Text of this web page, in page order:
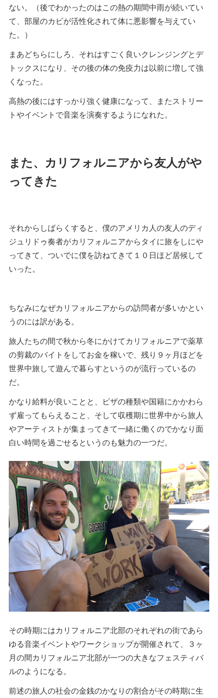
ない。（後でわかったのはこの熱の期間中雨が続いてい
て、部屋のカビが活性化されて体に悪影響を与えてい
た。）
まあどちらにしろ、それはすごく良いクレンジングとデ
トックスになり、その後の体の免疫力は以前に増して強
くなった。
高熱の後にはすっかり強く健康になって、またストリー
トやイベントで音楽を演奏するようになれた。
また、カリフォルニアから友人がや
ってきた
それからしばらくすると、僕のアメリカ人の友人のディ
ジュリドゥ奏者がカリフォルニアからタイに旅をしにや
ってきて、ついでに僕を訪ねてきて１０日ほど居候して
いった。
ちなみになぜカリフォルニアからの訪問者が多いかとい
うのには訳がある。
旅人たちの間で秋から冬にかけてカリフォルニアで薬草
の剪裁のバイトをしてお金を稼いで、残り９ヶ月ほどを
世界中旅して遊んで暮らすというのが流行っているの
だ。
かなり給料が良いことと、ビザの種類や国籍にかかわら
ず雇ってもらえること、そして収穫期に世界中から旅人
やアーティストが集まってきて一緒に働くのでかなり面
白い時間を過ごせるというのも魅力の一つだ。
その時期にはカリフォルニア北部のそれぞれの街であら
ゆる音楽イベントやワークショップが開催されて、３ヶ
月の間カリフォルニア北部が一つの大きなフェスティバ
ルのようになる。
前述の旅人の社会の金銭のかなりの割合がその時期に生